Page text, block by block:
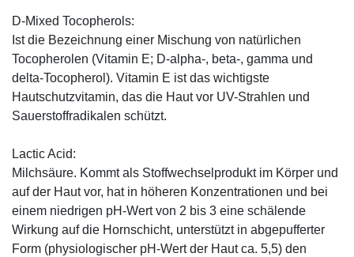
D-Mixed Tocopherols:
Ist die Bezeichnung einer Mischung von natürlichen
Tocopherolen (Vitamin E; D-alpha-, beta-, gamma und
delta-Tocopherol). Vitamin E ist das wichtigste
Hautschutzvitamin, das die Haut vor UV-Strahlen und
Sauerstoffradikalen schützt.
Lactic Acid:
Milchsäure. Kommt als Stoffwechselprodukt im Körper und
auf der Haut vor, hat in höheren Konzentrationen und bei
einem niedrigen pH-Wert von 2 bis 3 eine schälende
Wirkung auf die Hornschicht, unterstützt in abgepufferter
Form (physiologischer pH-Wert der Haut ca. 5,5) den